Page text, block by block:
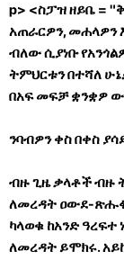
p> <ስፓዝ ዘይቤ =
አጠራርዎን, መሐላዎን
ብለው ሲያነቡ
ትምህርቱን በተሻለ
በአፍ መፍቻ ቋንቋዎ
ንባብዎን ቀስ በቀስ
ብዙ ጊዜ ቃላቶች ብዙ
ለመረዳት ዐውደ-
ካላወቁ ከአንድ
ለመረዳት ይሞክሩ.